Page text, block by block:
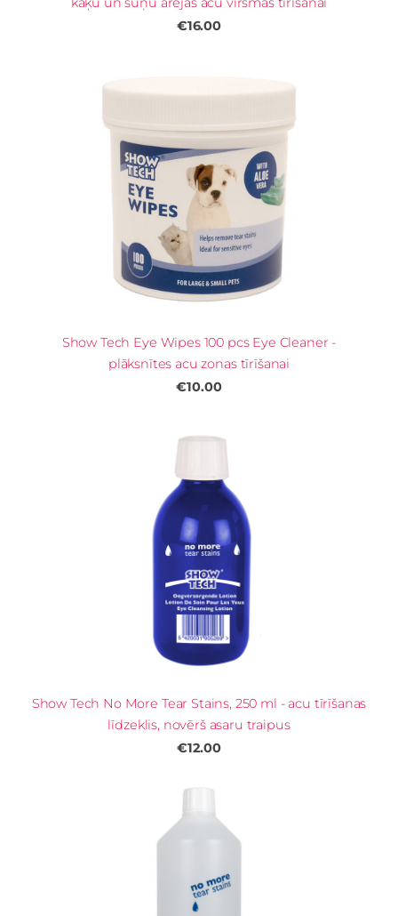
€16.00
Show Tech Eye Wipes 100 pcs Eye Cleaner -
plāksnītes acu zonas tīrīšanai
€10.00
Show Tech No More Tear Stains, 250 ml - acu tīrīšanas
līdzeklis, novērš asaru traipus
€12.00